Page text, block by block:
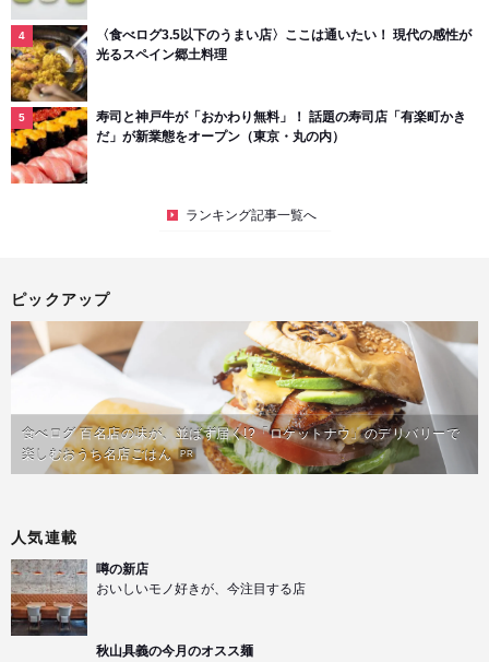
〈食べログ3.5以下のうまい店〉ここは通いたい！ 現代の感性が
光るスペイン郷土料理
寿司と神戸牛が「おかわり無料」！ 話題の寿司店「有楽町かき
だ」が新業態をオープン（東京・丸の内）
ランキング記事一覧へ
ピックアップ
食べログ 百名店の味が、並ばず届く!?「ロケットナウ」のデリバリーで
楽しむおうち名店ごはん PR
人気連載
噂の新店
おいしいモノ好きが、今注目する店
秋山具義の今月のオスス麺